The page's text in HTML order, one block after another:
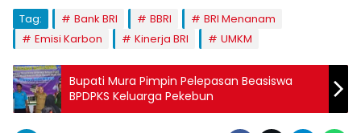
Tag: Bank BRI BBRI
BRI Menanam
Emisi Karbon
Kinerja BRI UMKM
Bupati Mura Pimpin Pelepasan Beasiswa
BPDPKS Keluarga Pekebun